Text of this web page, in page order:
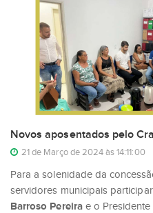
Novos aposentados pelo
21 de Março de 2024 às 14:11:00
Para a solenidade da
servidores municipais
Barroso Pereirae o